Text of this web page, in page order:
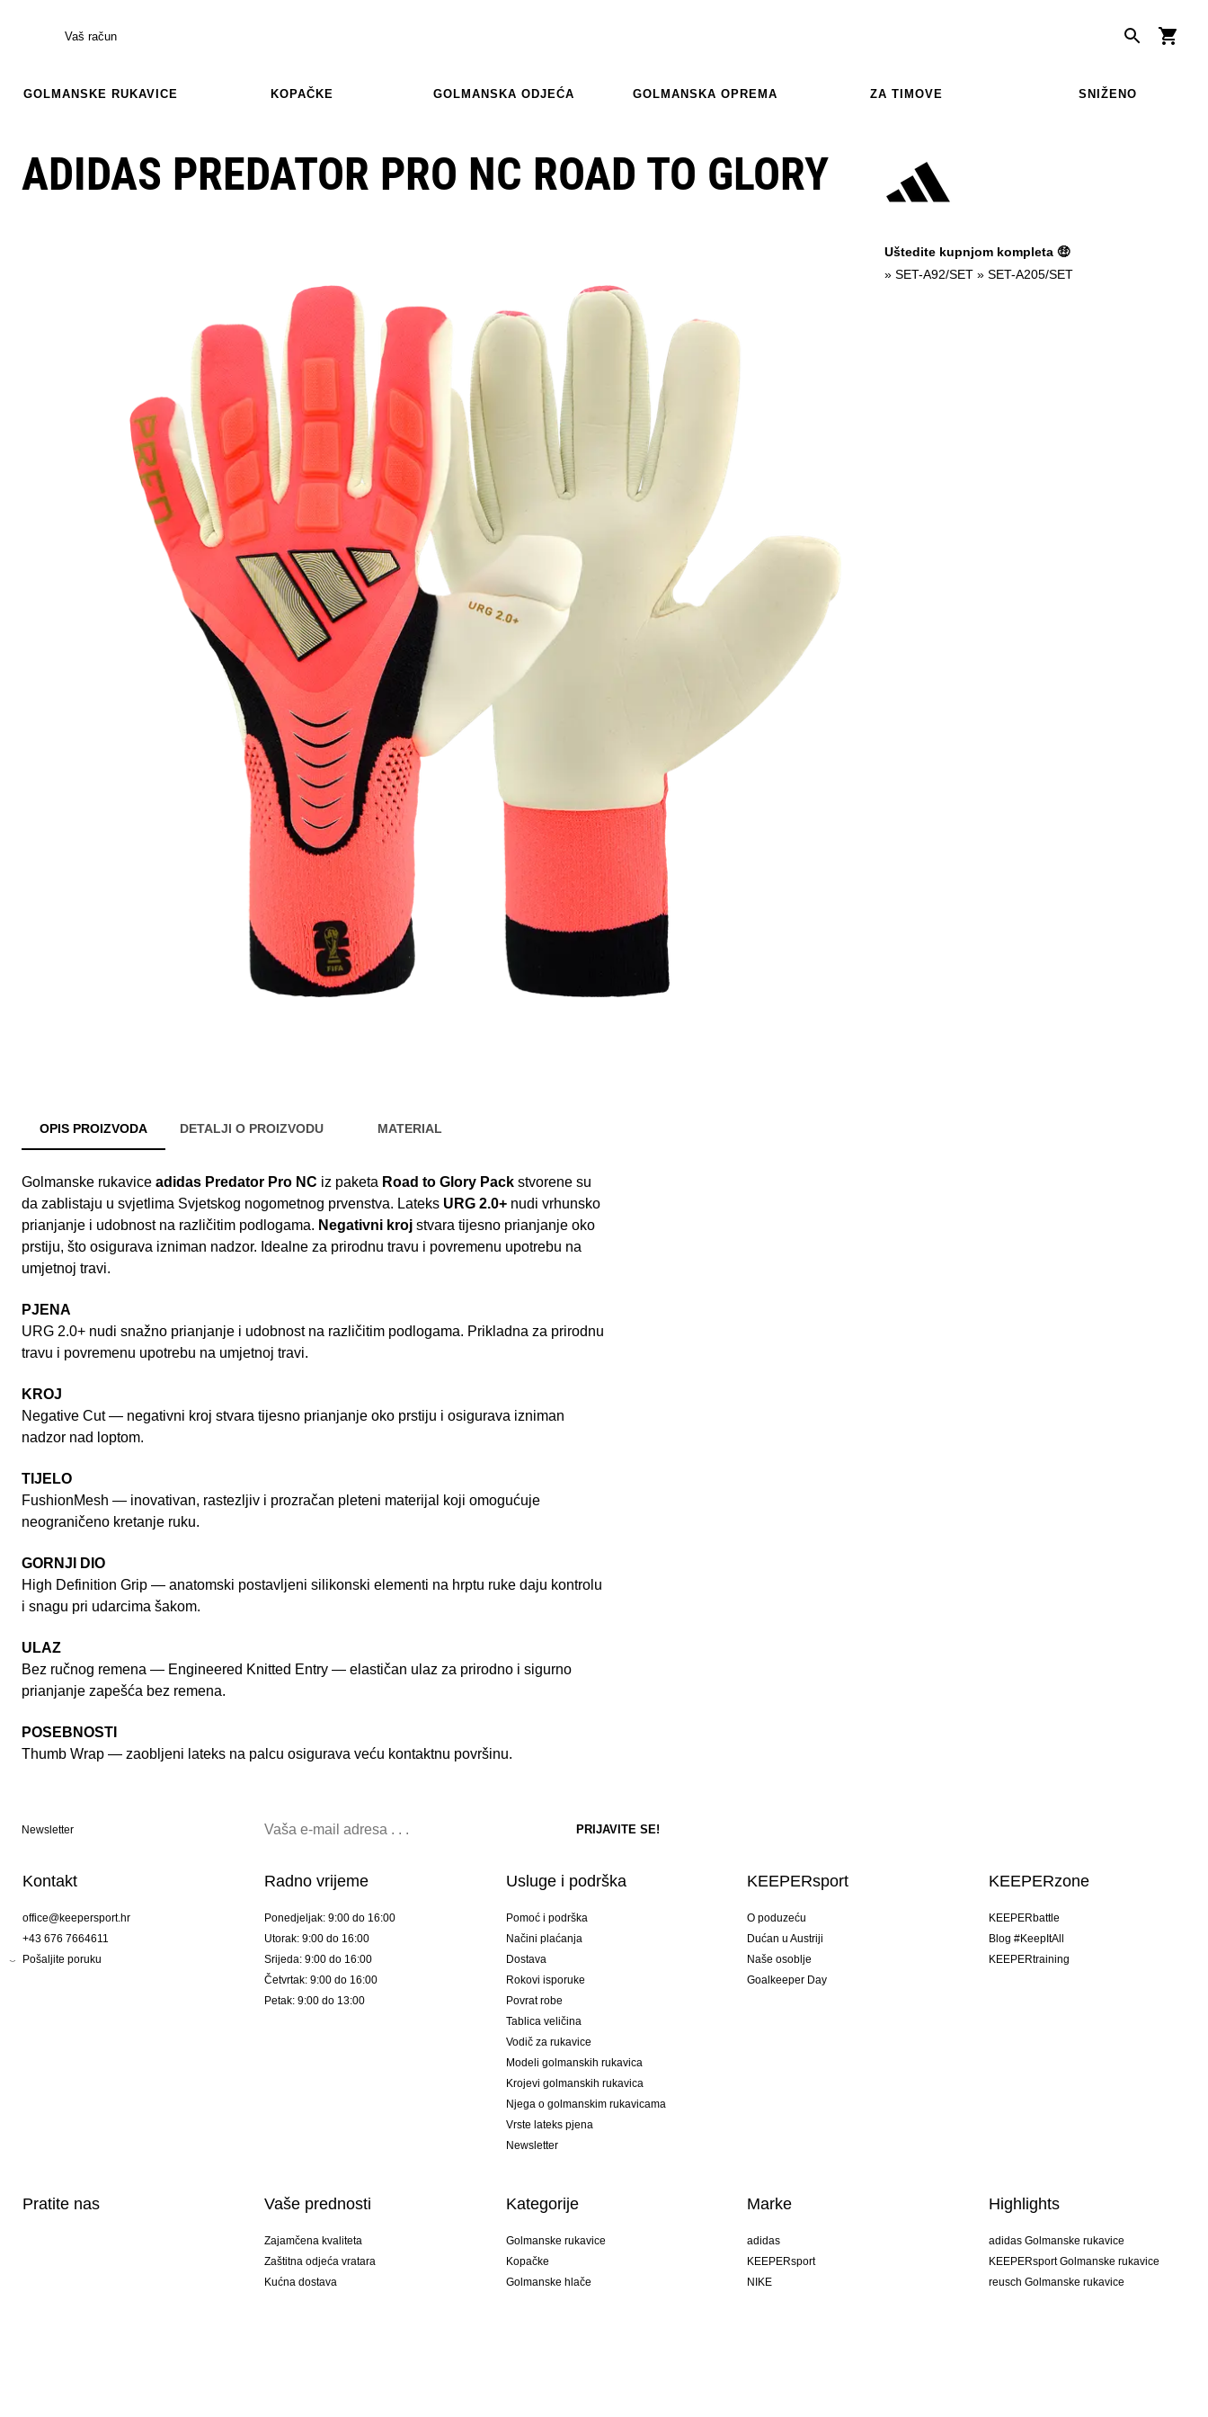
Vaš račun
GOLMANSKE RUKAVICE KOPAČKE GOLMANSKA ODJEĆA GOLMANSKA OPREMA ZA TIMOVE SNIŽENO
ADIDAS PREDATOR PRO NC ROAD TO GLORY
Uštedite kupnjom kompleta 🤑
» SET-A92/SET » SET-A205/SET
OPIS PROIZVODA DETALJI O PROIZVODU MATERIAL
Golmanske rukavice adidas Predator Pro NC iz paketa Road to Glory Pack stvorene su
da zablistaju u svjetlima Svjetskog nogometnog prvenstva. Lateks URG 2.0+ nudi vrhunsko
prianjanje i udobnost na različitim podlogama. Negativni kroj stvara tijesno prianjanje oko
prstiju, što osigurava izniman nadzor. Idealne za prirodnu travu i povremenu upotrebu na
umjetnoj travi.
PJENA
URG 2.0+ nudi snažno prianjanje i udobnost na različitim podlogama. Prikladna za prirodnu
travu i povremenu upotrebu na umjetnoj travi.
KROJ
Negative Cut — negativni kroj stvara tijesno prianjanje oko prstiju i osigurava izniman
nadzor nad loptom.
TIJELO
FushionMesh — inovativan, rastezljiv i prozračan pleteni materijal koji omogućuje
neograničeno kretanje ruku.
GORNJI DIO
High Definition Grip — anatomski postavljeni silikonski elementi na hrptu ruke daju kontrolu
i snagu pri udarcima šakom.
ULAZ
Bez ručnog remena — Engineered Knitted Entry — elastičan ulaz za prirodno i sigurno
prianjanje zapešća bez remena.
POSEBNOSTI
Thumb Wrap — zaobljeni lateks na palcu osigurava veću kontaktnu površinu.
Newsletter
Kontakt
office@keepersport.hr
+43 676 7664611
Pošaljite poruku
Radno vrijeme
Ponedjeljak: 9:00 do 16:00
Utorak: 9:00 do 16:00
Srijeda: 9:00 do 16:00
Četvrtak: 9:00 do 16:00
Petak: 9:00 do 13:00
Usluge i podrška
Pomoć i podrška
Načini plaćanja
Dostava
Rokovi isporuke
Povrat robe
Tablica veličina
Vodič za rukavice
Modeli golmanskih rukavica
Krojevi golmanskih rukavica
Njega o golmanskim rukavicama
Vrste lateks pjena
Newsletter
KEEPERsport
O poduzeću
Dućan u Austriji
Naše osoblje
Goalkeeper Day
KEEPERzone
KEEPERbattle
Blog #KeepItAll
KEEPERtraining
Pratite nas Vaše prednosti
Zajamčena kvaliteta
Zaštitna odjeća vratara
Kućna dostava
Kategorije
Golmanske rukavice
Kopačke
Golmanske hlače
Marke
adidas
KEEPERsport
NIKE
Highlights
adidas Golmanske rukavice
KEEPERsport Golmanske rukavice
reusch Golmanske rukavice